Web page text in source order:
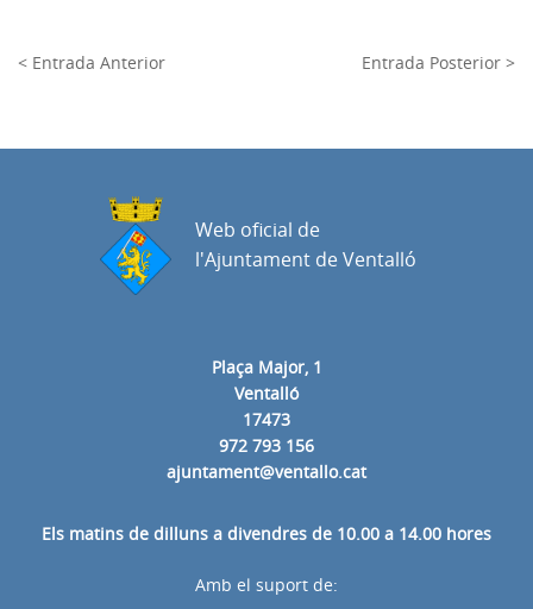
< Entrada Anterior Entrada Posterior >
Plaça Major, 1
Ventalló
17473
972 793 156
ajuntament@ventallo.cat
Els matins de dilluns a divendres de 10.00 a 14.00 hores
Web oficial de
l'Ajuntament de Ventalló
Amb el suport de: